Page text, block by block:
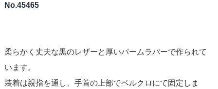
No.45465
柔らかく丈夫な黒のレザーと厚いパームラバーで作られて
います。
装着は親指を通し、手首の上部でベルクロにて固定しま